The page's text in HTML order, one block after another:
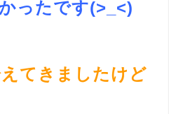
ったです(>_<)
てきましたけど